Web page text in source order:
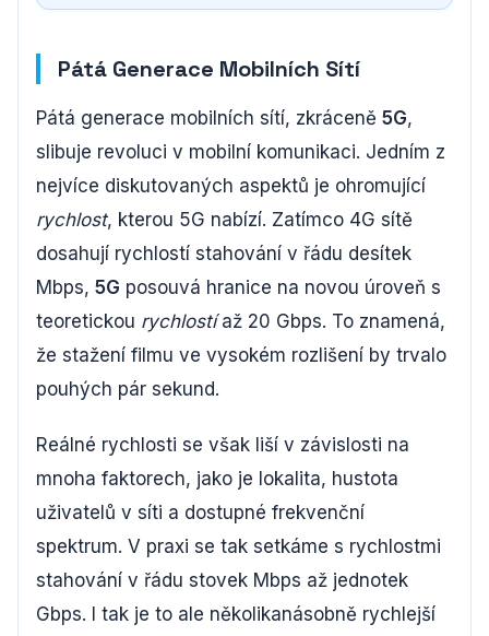
Pátá Generace Mobilních Sítí
Pátá generace mobilních sítí, zkráceně 5G,
slibuje revoluci v mobilní komunikaci. Jedním z
nejvíce diskutovaných aspektů je ohromující
rychlost, kterou 5G nabízí. Zatímco 4G sítě
dosahují rychlostí stahování v řádu desítek
Mbps, 5G posouvá hranice na novou úroveň s
teoretickou rychlostíaž 20 Gbps. To znamená,
že stažení filmu ve vysokém rozlišení by trvalo
pouhých pár sekund.
Reálné rychlosti se však liší v závislosti na
mnoha faktorech, jako je lokalita, hustota
uživatelů v síti a dostupné frekvenční
spektrum. V praxi se tak setkáme s rychlostmi
stahování v řádu stovek Mbps až jednotek
Gbps. I tak je to ale několikanásobně rychlejší